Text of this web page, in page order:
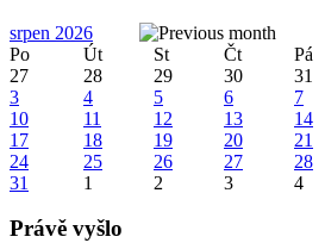
srpen 2026
Po
Út St Čt Pá
27
28 29 30 31
3
4 5 6 7
10
11 12 13 14
17
18 19 20 21
24
25 26 27 28
31
1 2 3 4
Právě vyšlo